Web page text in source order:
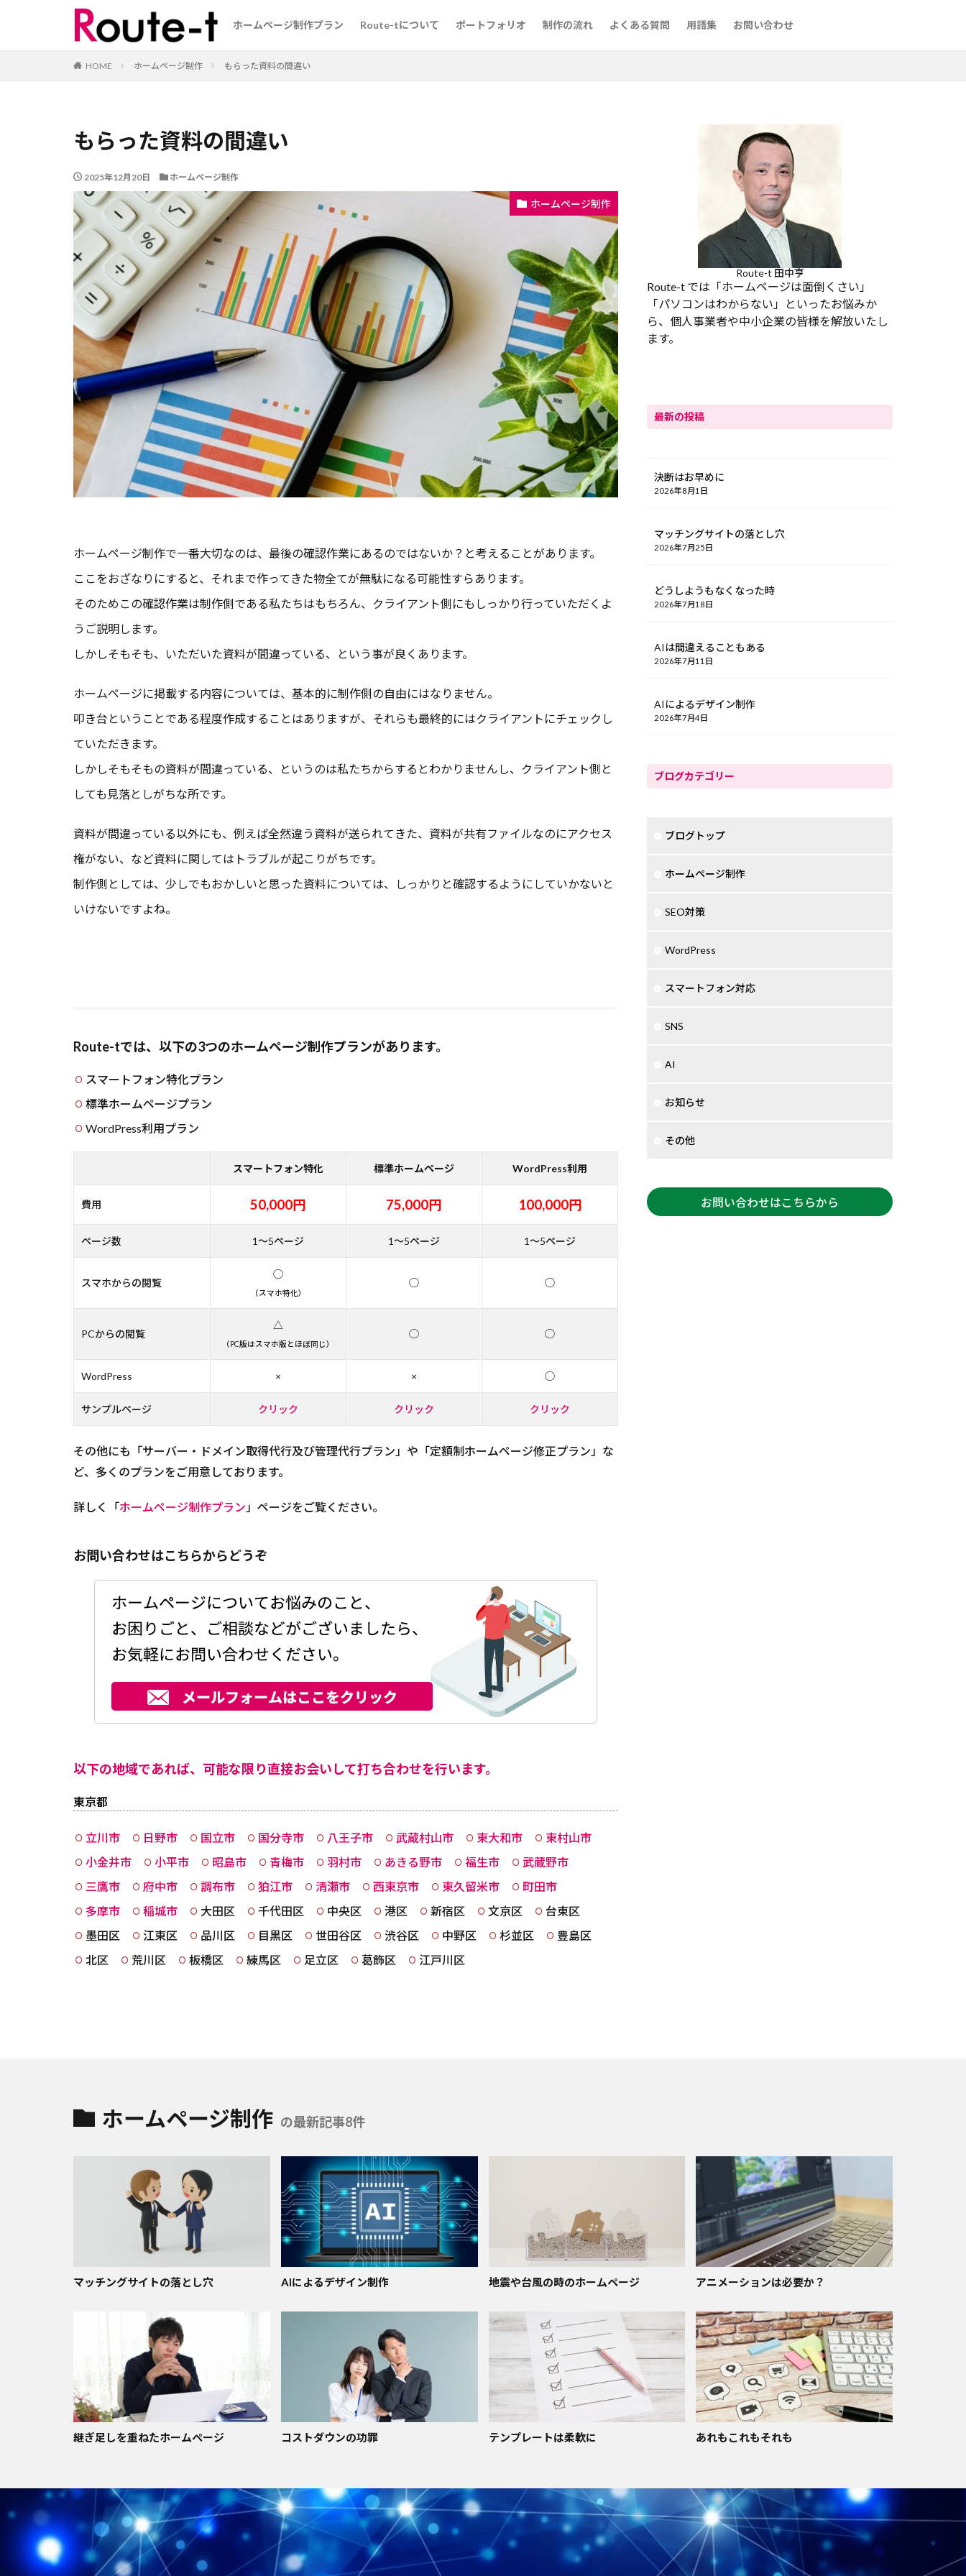
ホームページ制作プラン Route-tについて ポートフォリオ 制作の流れ よくある質問 用語集 お問い合わせ
HOME ホームページ制作 もらった資料の間違い
もらった資料の間違い
2025年12月20日 ホームページ制作
ホームページ制作
ホームページ制作で一番大切なのは、最後の確認作業にあるのではないか？と考えることがあります。
ここをおざなりにすると、それまで作ってきた物全てが無駄になる可能性すらあります。
そのためこの確認作業は制作側である私たちはもちろん、クライアント側にもしっかり行っていただくよ
うご説明します。
しかしそもそも、いただいた資料が間違っている、という事が良くあります。
ホームページに掲載する内容については、基本的に制作側の自由にはなりません。
叩き台ということである程度作成することはありますが、それらも最終的にはクライアントにチェックし
ていただきます。
しかしそもそもの資料が間違っている、というのは私たちからするとわかりませんし、クライアント側と
しても見落としがちな所です。
資料が間違っている以外にも、例えば全然違う資料が送られてきた、資料が共有ファイルなのにアクセス
権がない、など資料に関してはトラブルが起こりがちです。
制作側としては、少しでもおかしいと思った資料については、しっかりと確認するようにしていかないと
いけないですよね。
Route-tでは、以下の3つのホームページ制作プランがあります。
スマートフォン特化プラン
標準ホームページプラン
WordPress利用プラン
スマートフォン特化 標準ホームページ WordPress利用
費用 50,000円 75,000円 100,000円
ページ数 1～5ページ 1～5ページ 1～5ページ
スマホからの閲覧
◯
（スマホ特化）
◯ ◯
PCからの閲覧
△
（PC版はスマホ版とほぼ同じ）
◯ ◯
WordPress × × ◯
サンプルページ クリック クリック クリック
その他にも「サーバー・ドメイン取得代行及び管理代行プラン」や「定額制ホームページ修正プラン」な
ど、多くのプランをご用意しております。
詳しく「ホームページ制作プラン 」ページをご覧ください。
お問い合わせはこちらからどうぞ
以下の地域であれば、可能な限り直接お会いして打ち合わせを行います。
東京都
立川市 日野市 国立市 国分寺市 八王子市 武蔵村山市 東大和市
東村山市
小金井市
小平市 昭島市 青梅市 羽村市 あきる野市 福生市
武蔵野市
三鷹市
府中市 調布市 狛江市 清瀬市 西東京市 東久留米市
町田市
多摩市
稲城市 大田区 千代田区 中央区 港区 新宿区 文京区
台東区
墨田区
江東区 品川区 目黒区 世田谷区 渋谷区 中野区 杉並区
豊島区
北区
荒川区 板橋区 練馬区 足立区 葛飾区 江戸川区
Route-t 田中亨
Route-t では「ホームページは面倒くさい」
「パソコンはわからない」といったお悩みか
ら、個人事業者や中小企業の皆様を解放いたし
ます。
最新の投稿
決断はお早めに
2026年8月1日
マッチングサイトの落とし穴
2026年7月25日
どうしようもなくなった時
2026年7月18日
AIは間違えることもある
2026年7月11日
AIによるデザイン制作
2026年7月4日
ブログカテゴリー
ブログトップ
ホームページ制作
SEO対策
WordPress
スマートフォン対応
SNS
AI
お知らせ
その他
お問い合わせはこちらから
ホームページ制作 の最新記事8件
マッチングサイトの落とし穴 AIによるデザイン制作 地震や台風の時のホームページ アニメーションは必要か？
継ぎ足しを重ねたホームページ コストダウンの功罪 テンプレートは柔軟に あれもこれもそれも